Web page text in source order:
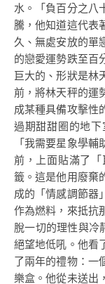
水。「負百分之八
騰，他知道這代表
久、無處安放的單
的戀愛運勢跌至百
巨大的、形狀是林
前，將林天秤的運
成某種具備攻擊性
過期甜甜圈的地
「我需要星象學
前，上面貼滿了
籤。這是他用廢棄
成的「情感調節器
作為燃料，來抵抗
脫一切的理性與冷
絕望地低吼。他看
了兩年的禮物：一
樂盒。他從未送出